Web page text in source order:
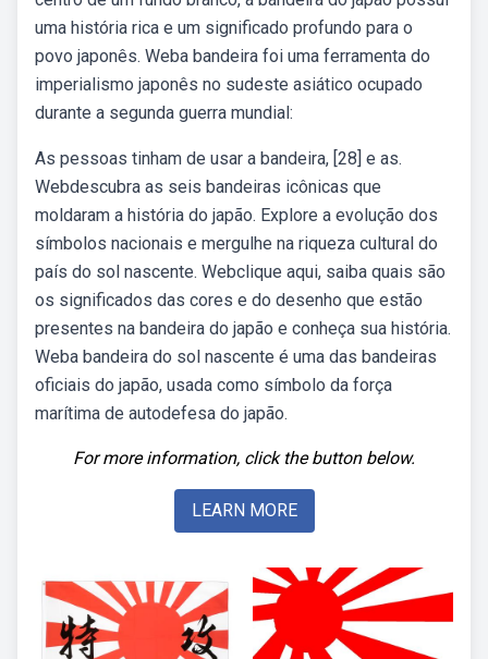
uma história rica e um significado profundo para o
povo japonês. Weba bandeira foi uma ferramenta do
imperialismo japonês no sudeste asiático ocupado
durante a segunda guerra mundial:
As pessoas tinham de usar a bandeira, [28] e as.
Webdescubra as seis bandeiras icônicas que
moldaram a história do japão. Explore a evolução dos
símbolos nacionais e mergulhe na riqueza cultural do
país do sol nascente. Webclique aqui, saiba quais são
os significados das cores e do desenho que estão
presentes na bandeira do japão e conheça sua história.
Weba bandeira do sol nascente é uma das bandeiras
oficiais do japão, usada como símbolo da força
marítima de autodefesa do japão.
For more information, click the button below.
LEARN MORE